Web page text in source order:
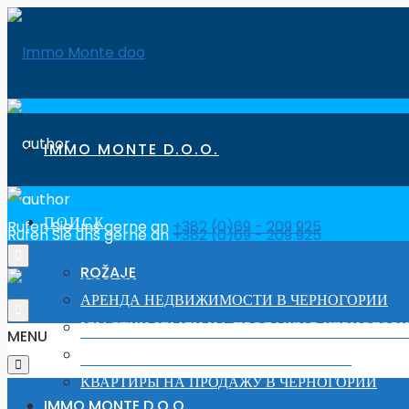
Rufen Sie uns gerne an+382 (0)69 - 209 925
IMMO MONTE D.O.O.
ПОИСК
ROŽAJE
АРЕНДА НЕДВИЖИМОСТИ В ЧЕРНОГОРИИ
УЧАСТКИ ЗЕМЛИ НА ПРОДАЖУ В
КВАРТИРЫ НА ПРОДАЖУ В ЧЕРНОГОРИИ
Rufen Sie uns gerne an +382 (0)69 - 209 925
MENU